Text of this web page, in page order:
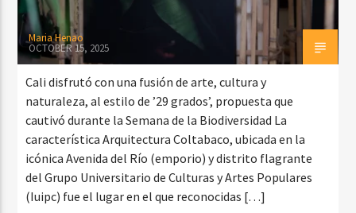
Maria Henao
OCTOBER 15, 2025
Cali disfrutó con una fusión de arte, cultura y
naturaleza, al estilo de ’29 grados’, propuesta que
cautivó durante la Semana de la Biodiversidad La
característica Arquitectura Coltabaco, ubicada en la
icónica Avenida del Río (emporio) y distrito flagrante
del Grupo Universitario de Culturas y Artes Populares
(Iuipc) fue el lugar en el que reconocidas […]